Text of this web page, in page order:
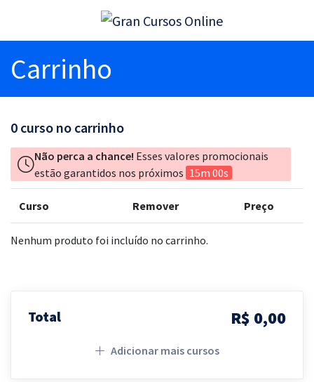
Carrinho
0 curso no carrinho
Não perca a chance! Esses valores promocionais
estão garantidos nos próximos 15m 00s
Curso Remover Preço
Nenhum produto foi incluído no carrinho.
Total R$ 0,00
Adicionar mais cursos